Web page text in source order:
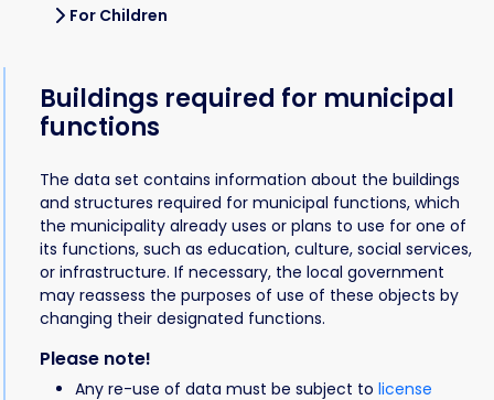
For Children
Buildings required for municipal
functions
The data set contains information about the buildings
and structures required for municipal functions, which
the municipality already uses or plans to use for one of
its functions, such as education, culture, social services,
or infrastructure. If necessary, the local government
may reassess the purposes of use of these objects by
changing their designated functions.
Please note!
Any re-use of data must be subject to license